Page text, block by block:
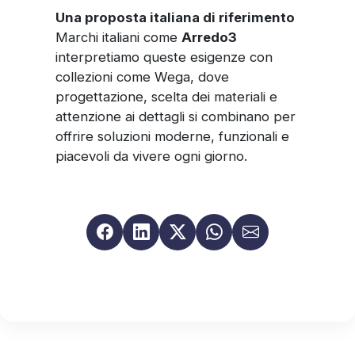
Una proposta italiana di riferimento
Marchi italiani come Arredo3
interpretiamo queste esigenze con
collezioni come Wega, dove
progettazione, scelta dei materiali e
attenzione ai dettagli si combinano per
offrire soluzioni moderne, funzionali e
piacevoli da vivere ogni giorno.